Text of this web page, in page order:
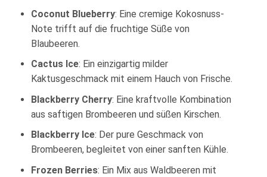
Coconut Blueberry: Eine cremige Kokosnuss-
Note trifft auf die fruchtige Süße von
Blaubeeren.
Cactus Ice: Ein einzigartig milder
Kaktusgeschmack mit einem Hauch von Frische.
Blackberry Cherry: Eine kraftvolle Kombination
aus saftigen Brombeeren und süßen Kirschen.
Blackberry Ice: Der pure Geschmack von
Brombeeren, begleitet von einer sanften Kühle.
Frozen Berries: Ein Mix aus Waldbeeren mit